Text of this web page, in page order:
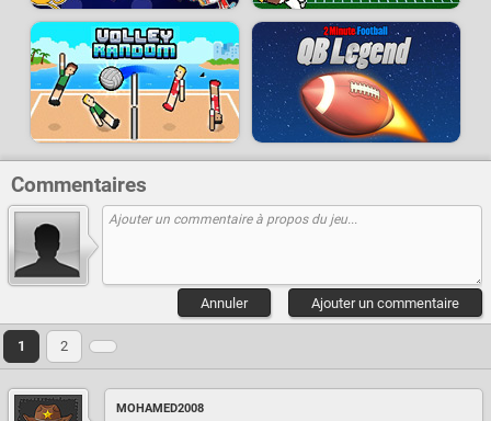
Commentaires
Ajouter un commentaire
Annuler
1 2
MOHAMED2008